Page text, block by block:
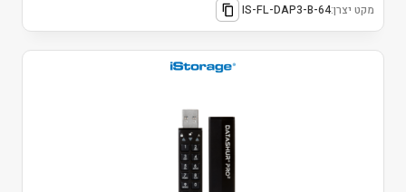
מקט יצרן:IS-FL-DAP3-B-64